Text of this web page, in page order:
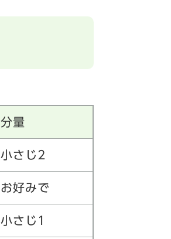
分量
小さじ2
お好みで
小さじ1